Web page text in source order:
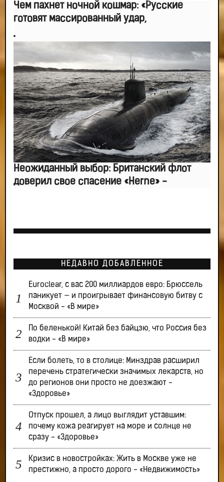
Чем пахнет ночной кошмар: «Русские
готовят массированный удар,
Неожиданный выбор: Британский флот
доверил свое спасение «Herne» -
НЕДАВНО ДОБАВЛЕННОЕ
Euroclear, с вас 200 миллиардов евро: Брюссель
паникует — и проигрывает финансовую битву с
Москвой - «В мире»
По беленькой! Китай без байцзю, что Россия без
водки - «В мире»
Если болеть, то в столице: Минздрав расширил
перечень стратегически значимых лекарств, но
до регионов они просто не доезжают -
«Здоровье»
Отпуск прошел, а лицо выглядит уставшим:
почему кожа реагирует на море и солнце не
сразу - «Здоровье»
Кризис в новостройках: Жить в Москве уже не
престижно, а просто дорого - «Недвижимость»